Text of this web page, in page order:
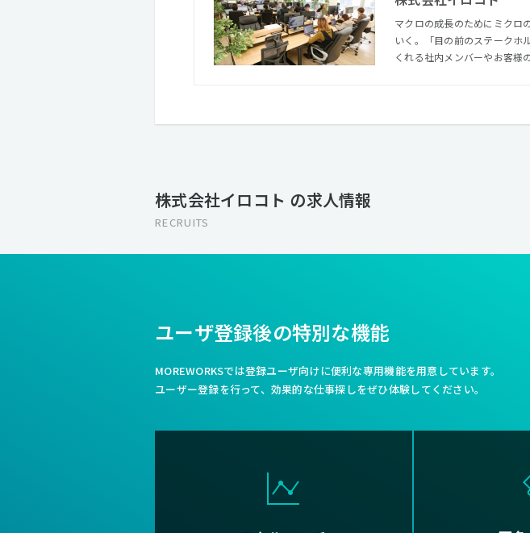
マクロの成長のためにミクロ
いく。「目の前のステークホ
くれる社内メンバーやお客様のご担当者様などを指
株式会社イロコト の求人情報
RECRUITS
ユーザ登録後の特別な機能
MOREWORKSでは登録ユーザ向けに便利な専用機能を用意しています。
ユーザー登録を行って、効果的な仕事探しをぜひ体験してください。